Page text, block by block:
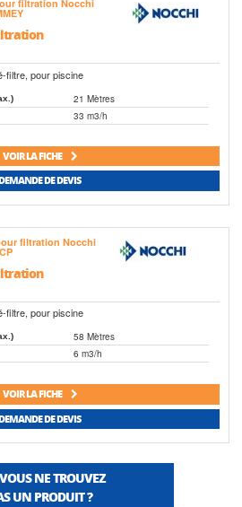
filtre, pour piscine
21 Mètres
33 m3/h
VOIR LA FICHE
DE DEVIS
filtre, pour piscine
58 Mètres
6 m3/h
VOIR LA FICHE
DE DEVIS
VOUS NE TROUVEZ
UN PRODUIT ?